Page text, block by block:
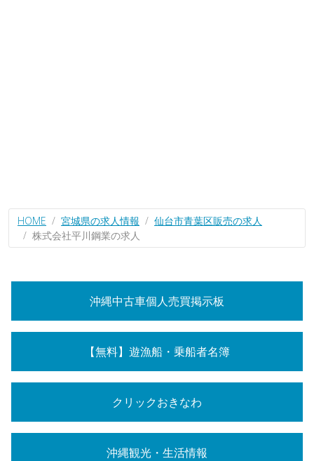
HOME 宮城県の求人情報
仙台市青葉区販売の求人
株式会社平川鋼業の求人
沖縄中古車個人売買掲示板
【無料】遊漁船・乗船者名簿
クリックおきなわ
沖縄観光・生活情報